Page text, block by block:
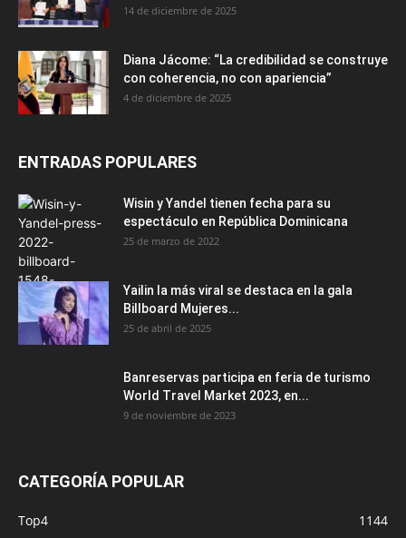
14 de diciembre de 2025
Diana Jácome: “La credibilidad se construye
con coherencia, no con apariencia”
4 de diciembre de 2025
ENTRADAS POPULARES
Wisin y Yandel tienen fecha para su
espectáculo en República Dominicana
25 de marzo de 2022
Yailin la más viral se destaca en la gala
Billboard Mujeres...
25 de abril de 2025
Banreservas participa en feria de turismo
World Travel Market 2023, en...
9 de noviembre de 2023
CATEGORÍA POPULAR
Top4
1144